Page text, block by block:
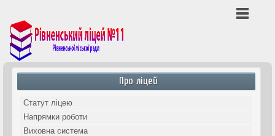
Про ліцей
Статут ліцею
Напрямки роботи
Виховна система
місяць
місяць